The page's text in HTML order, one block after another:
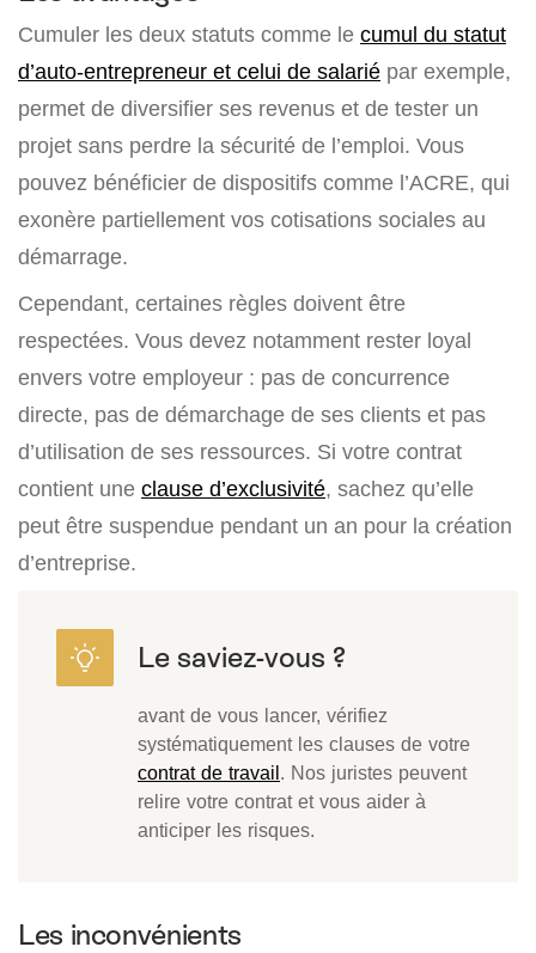
Cumuler les deux statuts comme le cumul du statut
d’auto-entrepreneur et celui de salarié par exemple,
permet de diversifier ses revenus et de tester un
projet sans perdre la sécurité de l’emploi. Vous
pouvez bénéficier de dispositifs comme l’ACRE, qui
exonère partiellement vos cotisations sociales au
démarrage.
Cependant, certaines règles doivent être
respectées. Vous devez notamment rester loyal
envers votre employeur : pas de concurrence
directe, pas de démarchage de ses clients et pas
d’utilisation de ses ressources. Si votre contrat
contient une clause d’exclusivité, sachez qu’elle
peut être suspendue pendant un an pour la création
d’entreprise.
avant de vous lancer, vérifiez
systématiquement les clauses de votre
contrat de travail. Nos juristes peuvent
relire votre contrat et vous aider à
anticiper les risques.
Les inconvénients